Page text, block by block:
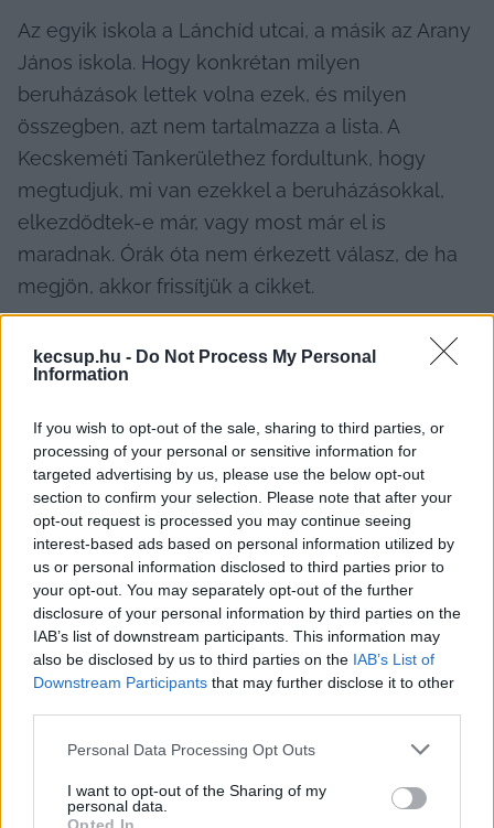
kecsup.hu - Do Not Process My Personal
Information
If you wish to opt-out of the sale, sharing to third parties, or
processing of your personal or sensitive information for
targeted advertising by us, please use the below opt-out
section to confirm your selection. Please note that after your
opt-out request is processed you may continue seeing
interest-based ads based on personal information utilized by
us or personal information disclosed to third parties prior to
your opt-out. You may separately opt-out of the further
disclosure of your personal information by third parties on the
IAB’s list of downstream participants. This information may
also be disclosed by us to third parties on the IAB’s List of
Downstream Participants that may further disclose it to other
Please note that this website/app uses one or more Google
not limited to your visit or usage behaviour. You may click to
grant or deny consent to Google and its third-party tags to
Personal Data Processing Opt Outs
I want to opt-out of the Sharing of my
personal data.
Az egyik iskola a Lánchíd utcai, a másik az Arany
János iskola. Hogy konkrétan milyen
beruházások lettek volna ezek, és milyen
összegben, azt nem tartalmazza a lista. A
Kecskeméti Tankerülethez fordultunk, hogy
megtudjuk, mi van ezekkel a beruházásokkal,
elkezdődtek-e már, vagy most már el is
maradnak. Órák óta nem érkezett válasz, de ha
megjön, akkor frissítjük a cikket.
Az persze nem rossz, ha egy elkezdett
beruházást nem hagynak félbe, és az is rendben
van, ha erről a polgármester úgy vélekedik,
hogy a jövőnkbe kerülnének a befejezetlen
fejlesztések. De vajon mit gondoljunk akkor az
el sem kezdett, megszüntetett beruházásokról?
És eddig csak konkrétan a városban
megszüntetett állami beruházásokról esett szó.